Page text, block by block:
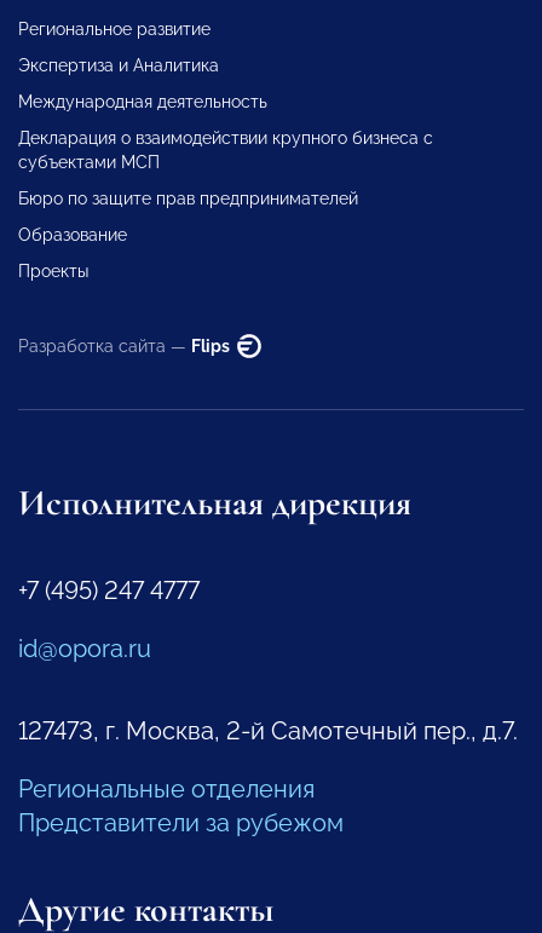
Региональное развитие
Экспертиза и Аналитика
Международная деятельность
Декларация о взаимодействии крупного бизнеса с
субъектами МСП
Бюро по защите прав предпринимателей
Образование
Проекты
Разработка сайта — Flips
Исполнительная дирекция
+7 (495) 247 4777
id@opora.ru
127473, г. Москва, 2-й Самотечный пер., д.7.
Региональные отделения
Представители за рубежом
Другие контакты